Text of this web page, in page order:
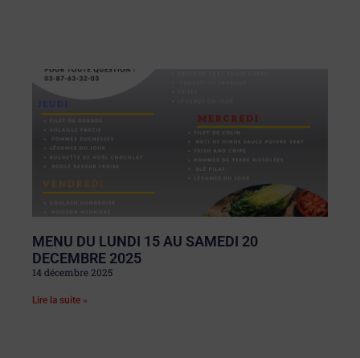
MENU DU LUNDI 15 AU SAMEDI 20
DECEMBRE 2025
14 décembre 2025
Lire la suite »